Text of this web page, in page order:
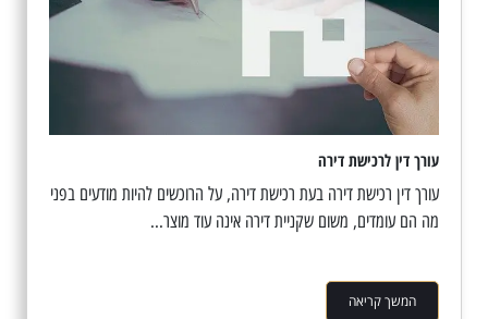
עורך דין לרכישת דירה
עורך דין רכישת דירה בעת רכישת דירה, על הרוכשים להיות מודעים בפני
מה הם עומדים, משום שקניית דירה אינה עוד מוצר...
המשך קריאה